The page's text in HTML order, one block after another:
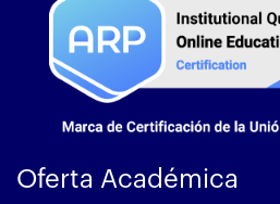
Oferta Académica